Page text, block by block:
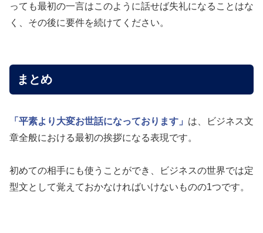
っても最初の一言はこのように話せば失礼になることはな
く、その後に要件を続けてください。
まとめ
「平素より大変お世話になっております」 は、ビジネス文
章全般における最初の挨拶になる表現です。
初めての相手にも使うことができ、ビジネスの世界では定
型文として覚えておかなければいけないものの1つです。